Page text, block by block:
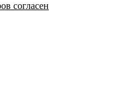
согласен